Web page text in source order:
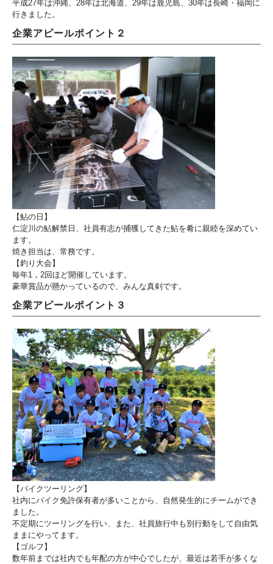
平成27年は沖縄、28年は北海道、29年は鹿児島、30年は長崎・福岡に
行きました。
企業アピールポイント２
【鮎の日】
仁淀川の鮎解禁日、社員有志が捕獲してきた鮎を肴に親睦を深めてい
ます。
焼き担当は、常務です。
【釣り大会】
毎年1，2回ほど開催しています。
豪華賞品が懸かっているので、みんな真剣です。
企業アピールポイント３
【バイクツーリング】
社内にバイク免許保有者が多いことから、自然発生的にチームができ
ました。
不定期にツーリングを行い、また、社員旅行中も別行動をして自由気
ままにやってます。
【ゴルフ】
数年前までは社内でも年配の方が中心でしたが、最近は若手が多くな